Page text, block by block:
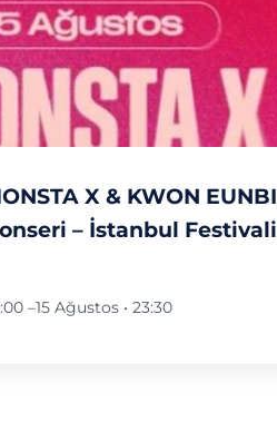
X & KWON EUNBI
– İstanbul Festivali
–15 Ağustos • 23:30